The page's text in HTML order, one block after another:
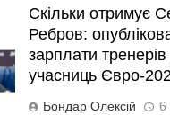
Скільки отримує
Ребров:
зарплати
учасниць Євро-
Бондар Олексій 6